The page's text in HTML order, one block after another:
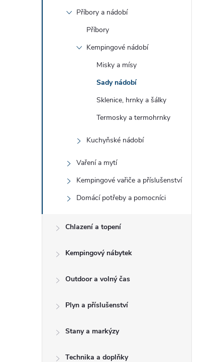
Příbory a nádobí
Příbory
Kempingové nádobí
Misky a mísy
Sady nádobí
Sklenice, hrnky a šálky
Termosky a termohrnky
Kuchyňské nádobí
Vaření a mytí
Kempingové vařiče a příslušenství
Domácí potřeby a pomocníci
Chlazení a topení
Kempingový nábytek
Outdoor a volný čas
Plyn a příslušenství
Stany a markýzy
Technika a doplňky